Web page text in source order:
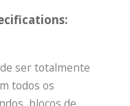
ser totalmente
todos os